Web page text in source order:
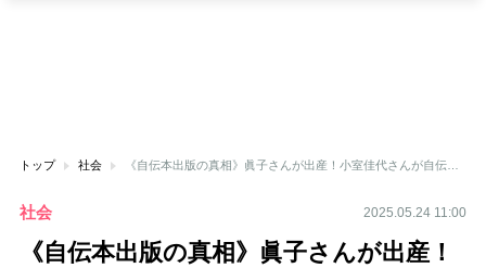
トップ 社会 《自伝本出版の真相》眞子さんが出産！小室佳代さんが自伝本で初孫に知らせたかった「バァバの真実」
社会 2025.05.24 11:00
《自伝本出版の真相》眞子さんが出産！